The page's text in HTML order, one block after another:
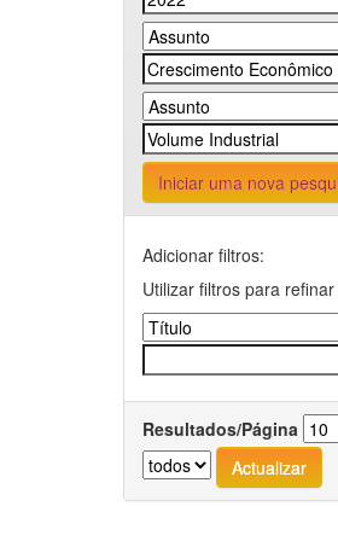
Iniciar uma nova
Adicionar filtros:
Utilizar filtros para
Resultados/Página